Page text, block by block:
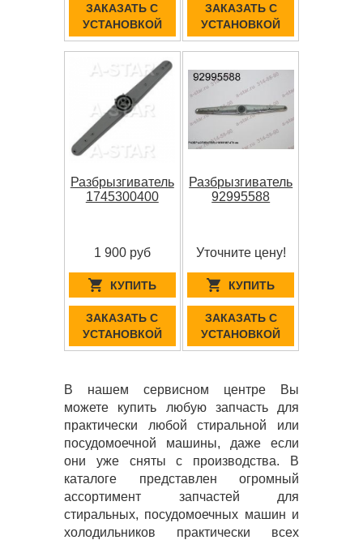
ЗАКАЗАТЬ С
УСТАНОВКОЙ
ЗАКАЗАТЬ С
УСТАНОВКОЙ
Разбрызгиватель
1745300400
1 900 руб
КУПИТЬ
ЗАКАЗАТЬ С
УСТАНОВКОЙ
Разбрызгиватель
92995588
Уточните цену!
КУПИТЬ
ЗАКАЗАТЬ С
УСТАНОВКОЙ
В нашем сервисном центре Вы
можете купить любую запчасть для
практически любой стиральной или
посудомоечной машины, даже если
они уже сняты с производства. В
каталоге представлен огромный
ассортимент запчастей для
стиральных, посудомоечных машин и
холодильников практически всех